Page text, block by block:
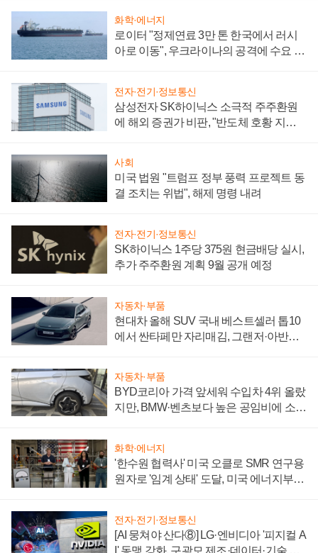
화학·에너지
로이터 "정제연료 3만 톤 한국에서 러시
아로 이동", 우크라이나의 공격에 수요 늘
전자·전기·정보통신
삼성전자 SK하이닉스 소극적 주주환원
에 해외 증권가 비판, "반도체 호황 지속
사회
미국 법원 "트럼프 정부 풍력 프로젝트 동
결 조치는 위법", 해제 명령 내려
전자·전기·정보통신
SK하이닉스 1주당 375원 현금배당 실시,
추가 주주환원 계획 9월 공개 예정
자동차·부품
현대차 올해 SUV 국내 베스트셀러 톱10
에서 싼타페만 자리매김, 그랜저·아반떼
자동차·부품
BYD코리아 가격 앞세워 수입차 4위 올랐
지만, BMW·벤츠보다 높은 공임비에 소비
화학·에너지
'한수원 협력사' 미국 오클로 SMR 연구용
원자로 '임계 상태' 도달, 미국 에너지부
전자·전기·정보통신
[AI 뭉쳐야 산다⑧] LG·엔비디아 '피지컬 A
I' 동맹 강화, 구광모 제조·데이터·기술 결